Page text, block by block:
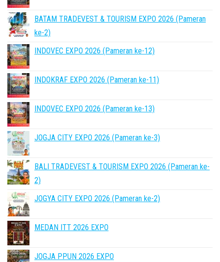
BATAM TRADEVEST & TOURISM EXPO 2026 (Pameran
ke-2)
INDOVEC EXPO 2026 (Pameran ke-12)
INDOKRAF EXPO 2026 (Pameran ke-11)
INDOVEC EXPO 2026 (Pameran ke-13)
JOGJA CITY EXPO 2026 (Pameran ke-3)
BALI TRADEVEST & TOURISM EXPO 2026 (Pameran ke-
2)
JOGYA CITY EXPO 2026 (Pameran ke-2)
MEDAN ITT 2026 EXPO
JOGJA PPUN 2026 EXPO